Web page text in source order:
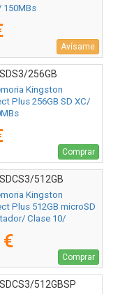
150MBs
Avísame
256GB
Kingston
Plus 256GB SD XC/
Comprar
512GB
Kingston
Plus 512GB microSD
Clase 10/
€
Comprar
512GBSP